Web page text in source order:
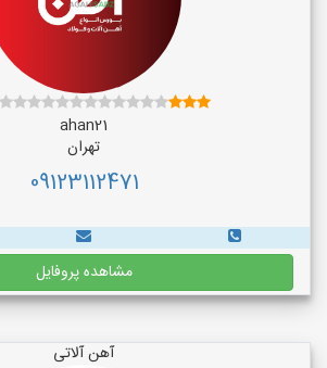
ahan21
تهران
09123112471
مشاهده پروفایل
آهن آلاتی